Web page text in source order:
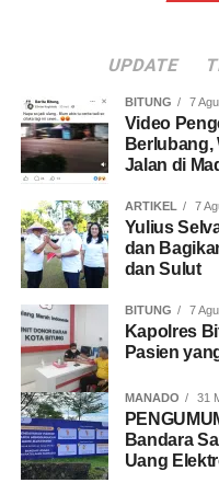
UPDATE
BITUNG 7
Video
Berlubang,
Jalan di
ARTIKEL 7
Yulius
dan
dan Sulut
BITUNG 7
Kapolres
Pasien
MANADO 31
Bandara
Uang